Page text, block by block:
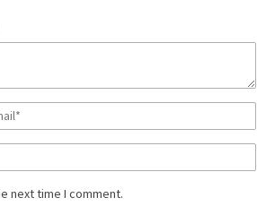
next time I comment.